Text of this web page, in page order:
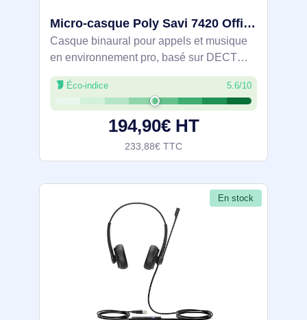
Micro-casque Poly Savi 7420 Office stéréo DECT 1 880-1 900 MHz certifié Microsoft Teams - 8L574AA#ABB
Casque binaural pour appels et musique
en environnement pro, basé sur DECT
avec base multipériphérique (PC,
téléphone de bureau, mobile) et Bluetooth
5.2. Portée jusqu’à 180 m, autonomie 13
Éco-indice 5.6/10
194,90€ HT
233,88€ TTC
En stock